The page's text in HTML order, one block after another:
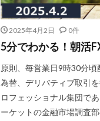
2025年4月2日 0件
5分でわかる！朝活
原則、毎営業日9時30分
為替、デリバティブ取引
ロフェッショナル集団で
ーケットの金融市場調査